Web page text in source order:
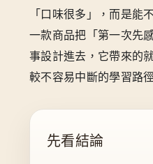
「口味很多」，而是能
一款商品把「第一次先
事設計進去，它帶來的
較不容易中斷的學習路
先看結論